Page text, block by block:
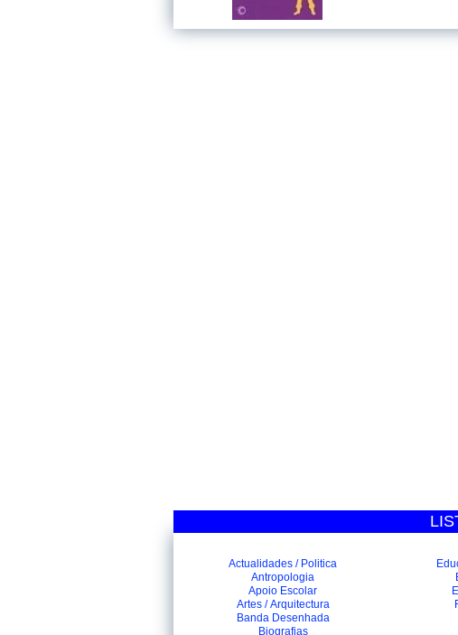
Actualidades / Politica
Antropologia
Apoio Escolar
Artes / Arquitectura
Banda Desenhada
Biografias